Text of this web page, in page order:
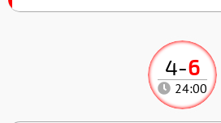
4-6
24:00